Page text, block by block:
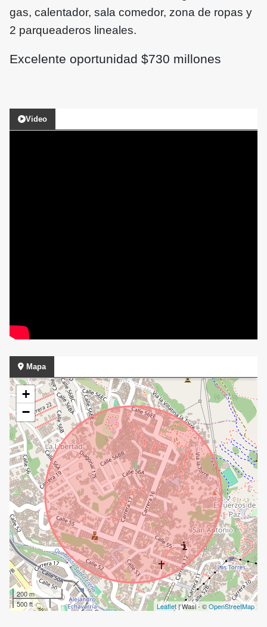
gas, calentador, sala comedor, zona de ropas y
2 parqueaderos lineales.
Excelente oportunidad $730 millones
Video
Mapa
+
−
200 m
500 ft
Leaflet| Wasi - ©OpenStreetMap